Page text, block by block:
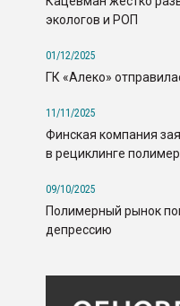
экологов и РОП
01/12/2025
ГК «Алеко»
11/11/2025
Финская компания
в рециклинге
09/10/2025
Полимерный рынок
депрессию